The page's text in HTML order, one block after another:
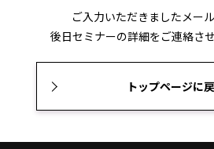
ご入力いただきましたメー
後日セミナーの詳細をご連絡さ
トップページに